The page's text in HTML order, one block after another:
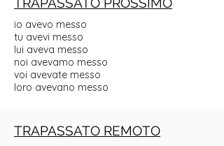
io avevo messo
tu avevi messo
lui aveva messo
noi avevamo messo
voi avevate messo
loro avevano messo
TRAPASSATO REMOTO